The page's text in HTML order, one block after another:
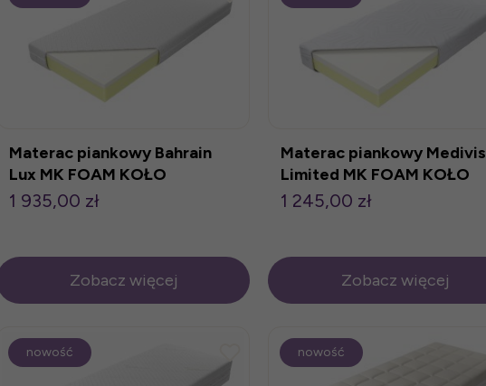
Materac piankowy Bahrain
Lux MK FOAM KOŁO
1 935,00 zł
Zobacz więcej
Materac piankowy Medivis
Limited MK FOAM KOŁO
1 245,00 zł
Zobacz więcej
nowość nowość